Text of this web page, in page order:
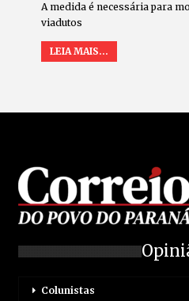
A medida é necessária para
viadutos
LEIA MAIS...
Colunistas